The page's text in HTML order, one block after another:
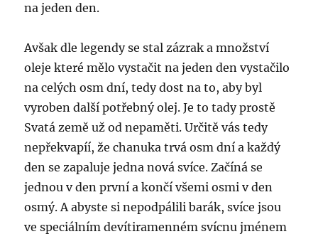
na jeden den.
Avšak dle legendy se stal zázrak a množství
oleje které mělo vystačit na jeden den vystačilo
na celých osm dní, tedy dost na to, aby byl
vyroben další potřebný olej. Je to tady prostě
Svatá země už od nepaměti. Určitě vás tedy
nepřekvapíí, že chanuka trvá osm dní a každý
den se zapaluje jedna nová svíce. Začíná se
jednou v den první a končí všemi osmi v den
osmý. A abyste si nepodpálili barák, svíce jsou
ve speciálním devítiramenném svícnu jménem